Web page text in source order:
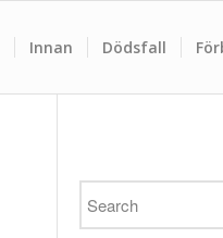
Innan Dödsfall